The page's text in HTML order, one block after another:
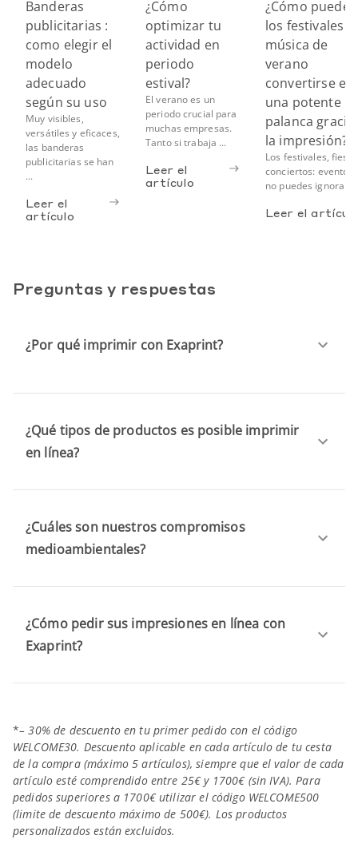
Banderas
publicitarias :
como elegir el
modelo
adecuado
según su uso
Muy visibles,
versátiles y eficaces,
las banderas
publicitarias se han
...
Leer el
artículo
¿Cómo
optimizar tu
actividad en
periodo
estival?
El verano es un
periodo crucial para
muchas empresas.
Tanto si trabaja ...
Leer el
artículo
¿Cómo pueden
los festivales
música de
verano
convertirse en
una potente
palanca
la impresión?
Los festivales,
conciertos: eventos
no puedes ignorar a
Leer el
Preguntas y respuestas
¿Por qué imprimir con Exaprint?
¿Qué tipos de productos es posible imprimir
en línea?
¿Cuáles son nuestros compromisos
medioambientales?
¿Cómo pedir sus impresiones en línea con
Exaprint?
*– 30% de descuento en tu primer pedido con el código
WELCOME30. Descuento aplicable en cada artículo de tu cesta
de la compra (máximo 5 artículos), siempre que el valor de cada
artículo esté comprendido entre 25€ y 1700€ (sin IVA). Para
pedidos superiores a 1700€ utilizar el código WELCOME500
(limite de descuento máximo de 500€). Los productos
personalizados están excluidos.